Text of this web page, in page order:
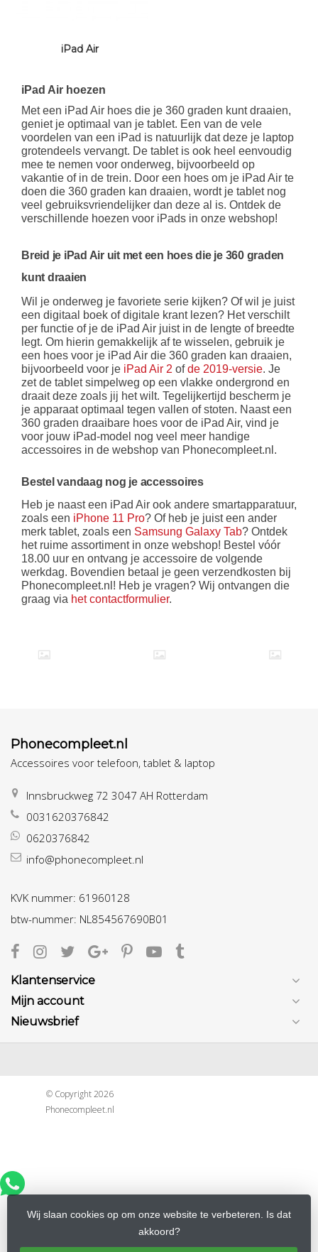
iPad Air
iPad Air hoezen
Met een iPad Air hoes die je 360 graden kunt draaien,
geniet je optimaal van je tablet. Een van de vele
voordelen van een iPad is natuurlijk dat deze je laptop
grotendeels vervangt. De tablet is ook heel eenvoudig
mee te nemen voor onderweg, bijvoorbeeld op
vakantie of in de trein. Door een hoes om je iPad Air te
doen die 360 graden kan draaien, wordt je tablet nog
veel gebruiksvriendelijker dan deze al is. Ontdek de
verschillende hoezen voor iPads in onze webshop!
Breid je iPad Air uit met een hoes die je 360 graden
kunt draaien
Wil je onderweg je favoriete serie kijken? Of wil je juist
een digitaal boek of digitale krant lezen? Het verschilt
per functie of je de iPad Air juist in de lengte of breedte
legt. Om hierin gemakkelijk af te wisselen, gebruik je
een hoes voor je iPad Air die 360 graden kan draaien,
bijvoorbeeld voor je iPad Air 2 ofde 2019-versie. Je
zet de tablet simpelweg op een vlakke ondergrond en
draait deze zoals jij het wilt. Tegelijkertijd bescherm je
je apparaat optimaal tegen vallen of stoten. Naast een
360 graden draaibare hoes voor de iPad Air, vind je
voor jouw iPad-model nog veel meer handige
accessoires in de webshop van Phonecompleet.nl.
Bestel vandaag nog je accessoires
Heb je naast een iPad Air ook andere smartapparatuur,
zoals een iPhone 11 Pro? Of heb je juist een ander
merk tablet, zoals een Samsung Galaxy Tab? Ontdek
het ruime assortiment in onze webshop! Bestel vóór
18.00 uur en ontvang je accessoire de volgende
werkdag. Bovendien betaal je geen verzendkosten bij
Phonecompleet.nl! Heb je vragen? Wij ontvangen die
graag via het contactformulier.
Phonecompleet.nl
Accessoires voor telefoon, tablet & laptop
Innsbruckweg 72 3047 AH Rotterdam
0031620376842
0620376842
info@phonecompleet.nl
KVK nummer: 61960128
btw-nummer: NL854567690B01
Klantenservice
Mijn account
Nieuwsbrief
Wij slaan cookies op om onze website te verbeteren. Is dat
akkoord?
© Copyright 2026
Phonecompleet.nl